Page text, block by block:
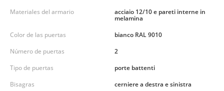
Materiales del armario
acciaio 12/10 e pareti interne in
melamina
Color de las puertas
bianco RAL 9010
Número de puertas
2
Tipo de puertas
porte battenti
Bisagras
cerniere a destra e sinistra